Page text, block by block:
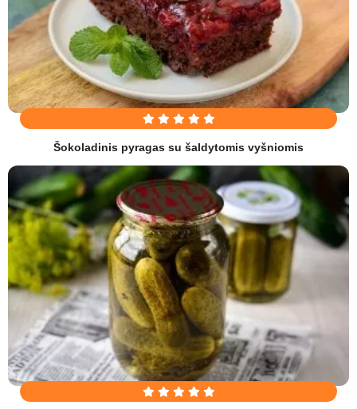
Šokoladinis pyragas su šaldytomis vyšniomis